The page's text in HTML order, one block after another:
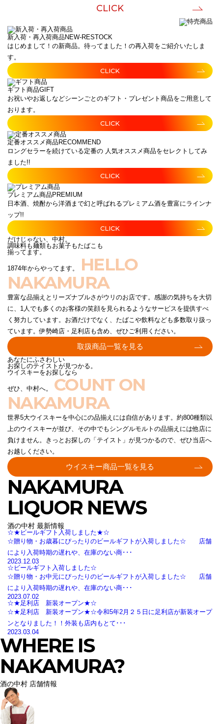
CLICK
新入荷・再入荷商品 NEW-RESTOCK
はじめまして！の新商品。待ってました！の再入荷をご紹介いたしま
す。
CLICK
ギフト商品GIFT
お祝いやお返しなどシーンごとのギフト・プレゼント商品をご用意して
おります。
CLICK
定番オススメ商品 RECOMMEND
ロングセラーを続けている定番の 人気オススメ商品をセレクトしてみ
ました!!
CLICK
プレミアム商品 PREMIUM
日本酒、焼酎から洋酒まで幻と呼ばれるプレミアム酒を豊富にラインナ
ップ!!
CLICK
だけじゃない、中村。
調味料も麺類もお菓子もたばこも
揃ってます。
1874年からやってます。
HELLO
NAKAMURA
豊富な品揃えとリーズナブルさがウリのお店です。感謝の気持ちを大切
に、1人でも多くのお客様の笑顔を見られるようなサービスを提供すべ
く努力しています。お酒だけでなく、たばこや飲料なども多数取り扱っ
ています。伊勢崎店・足利店も含め、ぜひご利用ください。
取扱商品一覧を見る
あなたにふさわしい
お探しのテイストが見つかる。
ウイスキーをお探しなら
ぜひ、中村へ。 COUNT ON
NAKAMURA
世界5大ウイスキーを中心にの品揃えには自信があります。約800種類以
上のウイスキーが並び、その中でもシングルモルトの品揃えには他店に
負けません。きっとお探しの「テイスト」が見つかるので、ぜひ当店へ
お越しください。
ウイスキー商品一覧を見る
NAKAMURA
LIQUOR NEWS
酒の中村 最新情報
☆★ビールギフト入荷しました★☆
☆贈り物・お歳暮にぴったりのビールギフトが入荷しました☆ 店舗
により入荷時期の遅れや、在庫のない商･･･
2023.12.03
☆ビールギフト入荷しました☆
☆贈り物・お中元にぴったりのビールギフトが入荷しました☆ 店舗
により入荷時期の遅れや、在庫のない商･･･
2023.07.02
☆★足利店 新装オープン★☆
☆★足利店 新装オープン★☆令和5年2月２５日に足利店が新装オープ
ンとなりました！！外装も店内もとて･･･
2023.03.04
WHERE IS
NAKAMURA?
酒の中村 店舗情報